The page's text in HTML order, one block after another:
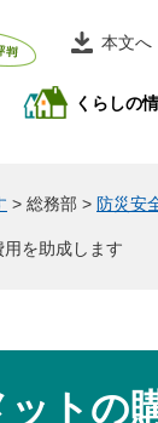
本文へ
くらしの
> 総務部 > 防災安
を助成します
トの